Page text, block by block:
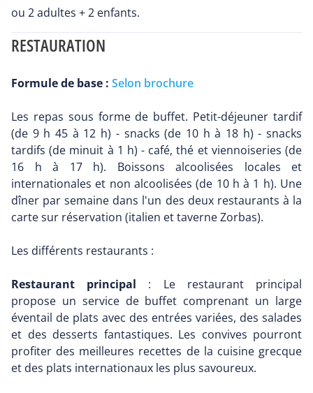
ou 2 adultes + 2 enfants.
RESTAURATION
Formule de base : Selon brochure
Les repas sous forme de buffet. Petit-déjeuner tardif
(de 9 h 45 à 12 h) - snacks (de 10 h à 18 h) - snacks
tardifs (de minuit à 1 h) - café, thé et viennoiseries (de
16 h à 17 h). Boissons alcoolisées locales et
internationales et non alcoolisées (de 10 h à 1 h). Une
dîner par semaine dans l'un des deux restaurants à la
carte sur réservation (italien et taverne Zorbas).
Les différents restaurants :
Restaurant principal : Le restaurant principal
propose un service de buffet comprenant un large
éventail de plats avec des entrées variées, des salades
et des desserts fantastiques. Les convives pourront
profiter des meilleures recettes de la cuisine grecque
et des plats internationaux les plus savoureux.